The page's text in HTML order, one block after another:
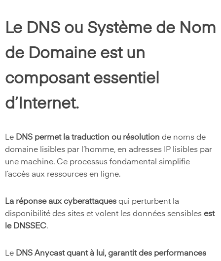
Le DNS ou Système de Nom
de Domaine est un
composant essentiel
d’Internet.
Le DNS permet la traduction ou résolution de noms de
domaine lisibles par l’homme, en adresses IP lisibles par
une machine. Ce processus fondamental simplifie
l’accès aux ressources en ligne.
La réponse aux cyberattaques qui perturbent la
disponibilité des sites et volent les données sensibles est
leDNSSEC.
Le DNS Anycast quant à lui, garantit des performances